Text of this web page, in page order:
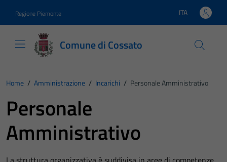
Regione Piemonte Lingua attiva:
ITA
Comune di Cossato
Home / Amministrazione / Incarichi / Personale Amministrativo
Personale
Amministrativo